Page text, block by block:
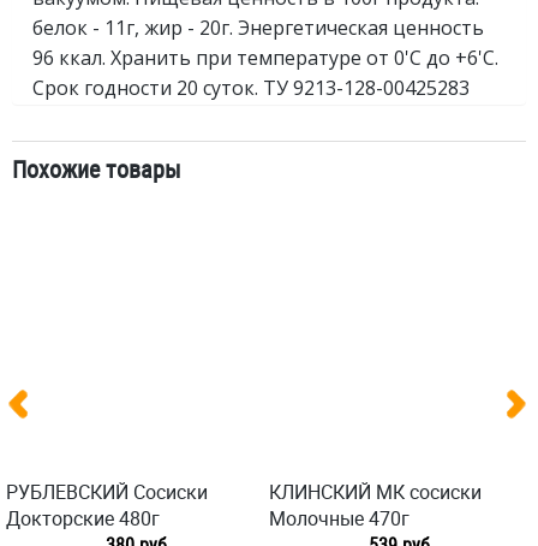
белок - 11г, жир - 20г. Энергетическая ценность
96 ккал. Хранить при температуре от 0'C до +6'C.
Срок годности 20 суток. ТУ 9213-128-00425283
Похожие товары
РУБЛЕВСКИЙ Сосиски
Докторские 480г
КЛИНСКИЙ МК сосиски
Молочные 470г